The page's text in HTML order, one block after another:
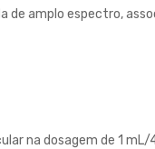
de amplo espectro,
na dosagem de 1